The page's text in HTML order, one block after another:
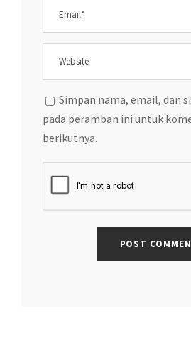
Simpan nama, email, dan
pada peramban ini untuk
berikutnya.